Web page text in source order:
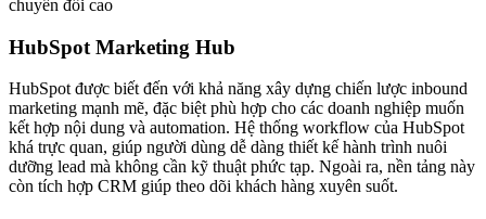
HubSpot Marketing Hub
HubSpot được biết đến với khả năng xây dựng chiến lược inbound
marketing mạnh mẽ, đặc biệt phù hợp cho các doanh nghiệp muốn
kết hợp nội dung và automation. Hệ thống workflow của HubSpot
khá trực quan, giúp người dùng dễ dàng thiết kế hành trình nuôi
dưỡng lead mà không cần kỹ thuật phức tạp. Ngoài ra, nền tảng này
còn tích hợp CRM giúp theo dõi khách hàng xuyên suốt.